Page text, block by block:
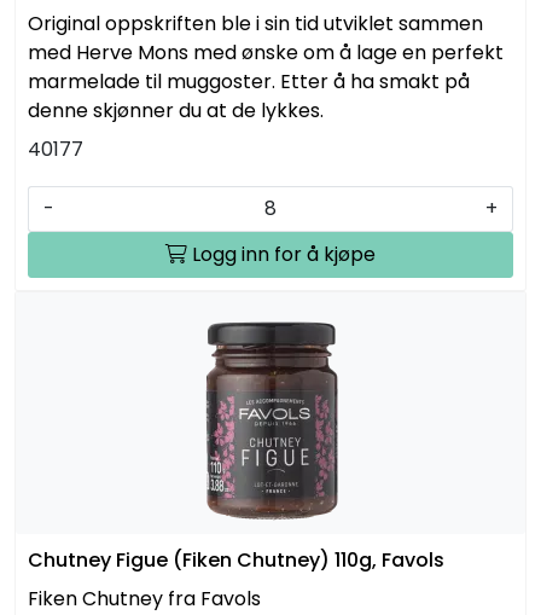
Original oppskriften ble i sin tid utviklet sammen
med Herve Mons med ønske om å lage en perfekt
marmelade til muggoster. Etter å ha smakt på
denne skjønner du at de lykkes.
40177
-
+
Logg inn for å kjøpe
Chutney Figue (Fiken Chutney) 110g, Favols
Fiken Chutney fra Favols